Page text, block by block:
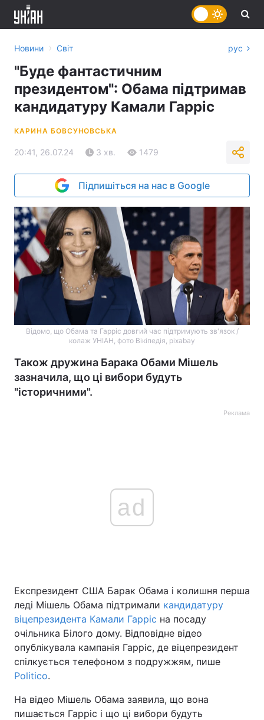
Україна Політика
Економіка Світ
Спорт Наука
Зброя Інциденти
Новини › Світ рус
"Буде фантастичним
президентом": Обама підтримав
кандидатуру Камали Гарріс
КАРИНА БОВСУНОВСЬКА
20:41, 26.07.24 3 хв. 1479
Підпишіться на нас в Google
Відомо, що Обама та Гарріс довгий час підтримують зв'язок /
колаж УНІАН, фото Вікіпедія, pixabay
Також дружина Барака Обами Мішель
зазначила, що ці вибори будуть
"історичними".
Реклама
ad
Експрезидент США Барак Обама і колишня перша
леді Мішель Обама підтримали кандидатуру
віцепрезидента Камали Гарріс на посаду
очільника Білого дому. Відповідне відео
опублікувала кампанія Гарріс, де віцепрезидент
спілкується телефоном з подружжям, пише
Politico.
На відео Мішель Обама заявила, що вона
пишається Гарріс і що ці вибори будуть